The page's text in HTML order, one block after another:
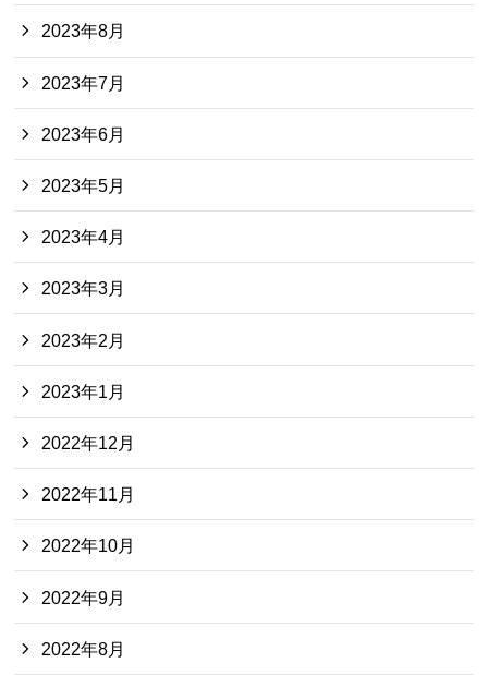
2023年8月
2023年7月
2023年6月
2023年5月
2023年4月
2023年3月
2023年2月
2023年1月
2022年12月
2022年11月
2022年10月
2022年9月
2022年8月